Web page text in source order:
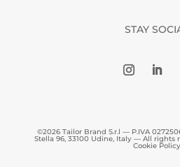
STAY
©2026 Tailor Brand S.r.l — P.IVA
Stella 96, 33100 Udine, Italy — All rights
Cookie Policy